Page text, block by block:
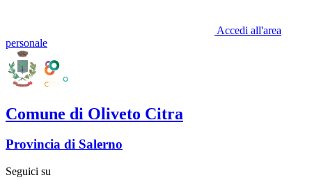
Accedi all'area
personale
Comune di Oliveto Citra
Provincia di Salerno
Seguici su